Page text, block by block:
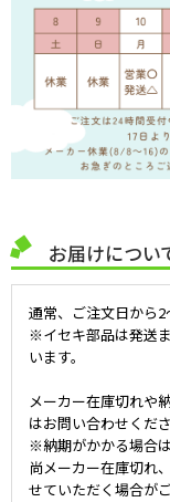
お届けについ
通常、ご注文日から2
※イセキ部品は発送
います。
メーカー在庫切れや
はお問い合わせくださ
※納期がかかる場合
尚メーカー在庫切れ
せていただく場合が